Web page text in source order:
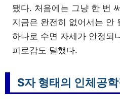
됐다. 처음에는 그냥 한 번
지금은 완전히 없어서는 안
하나로 수면 자세가 안정되
피로감도 덜했다.
S자 형태의 인체공